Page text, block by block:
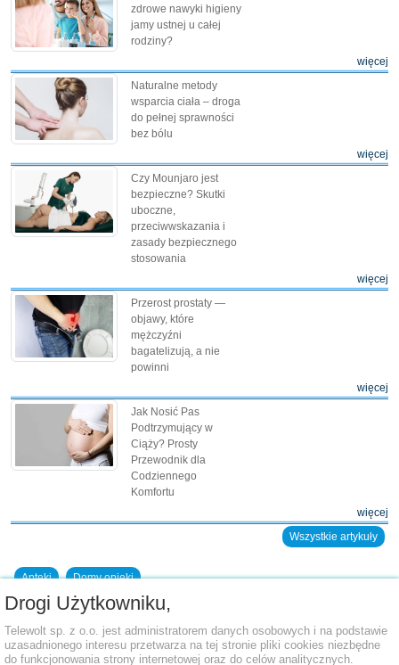
zdrowe nawyki higieny
jamy ustnej u całej
rodziny?
więcej
Naturalne metody
wsparcia ciała – droga
do pełnej sprawności
bez bólu
więcej
Czy Mounjaro jest
bezpieczne? Skutki
uboczne,
przeciwwskazania i
zasady bezpiecznego
stosowania
więcej
Przerost prostaty —
objawy, które
mężczyźni
bagatelizują, a nie
powinni
więcej
Jak Nosić Pas
Podtrzymujący w
Ciąży? Prosty
Przewodnik dla
Codziennego
Komfortu
więcej
Wszystkie artykuły
Apteki Domy opieki
Dodaj placówkę do bazy
Drogi Użytkowniku,
Telewolt sp. z o.o. jest administratorem danych osobowych i na podstawie
uzasadnionego interesu przetwarza na tej stronie pliki cookies niezbędne
do funkcjonowania strony internetowej oraz do celów analitycznych.